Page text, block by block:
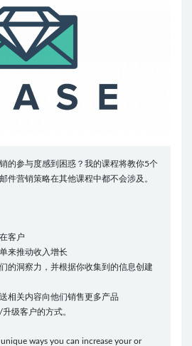
的参与度感到困惑？我的课程将教你5个
件营销策略在其他课程中都不会涉及。
客户
来推动收入增长
的洞察力，并根据你收集到的信息创建
相关内容向他们销售更多产品
级客户的方式。
ways you can increase your or